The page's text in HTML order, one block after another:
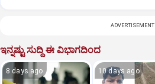
ADVERTISEMENT
ಇನ್ನಷ್ಟು ಸುದ್ದಿ ಈ ವಿಭಾಗದಿಂದ
8 days ago 10 days ago